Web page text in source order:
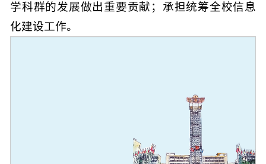
学科群的发展做出重要贡献；承担统筹全校信息
化建设工作。